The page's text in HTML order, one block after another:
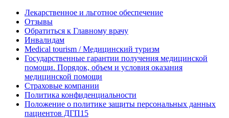
Лекарственное и льготное обеспечение
Отзывы
Обратиться к Главному врачу
Инвалидам
Medical tourism / Медицинский туризм
Государственные гарантии получения медицинской
помощи. Порядок, объем и условия оказания
медицинской помощи
Страховые компании
Политика конфиденциальности
Положение о политике защиты персональных данных
пациентов ДГП15